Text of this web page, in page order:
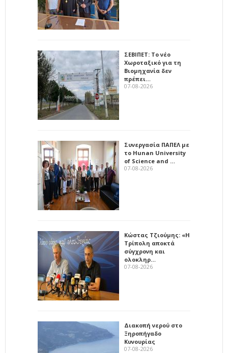
ΣΕΒΙΠΕΤ: Το νέο
Χωροταξικό για τη
Βιομηχανία δεν
πρέπει…
07-08-2026
Συνεργασία ΠΑΠΕΛ με
το Hunan University
of Science and …
07-08-2026
Κώστας Τζιούμης: «Η
Τρίπολη αποκτά
σύγχρονη και
ολοκληρ…
07-08-2026
Διακοπή νερού στο
Ξηροπήγαδο
Κυνουρίας
07-08-2026